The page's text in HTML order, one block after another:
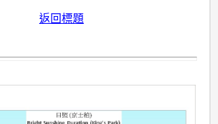
返回標題